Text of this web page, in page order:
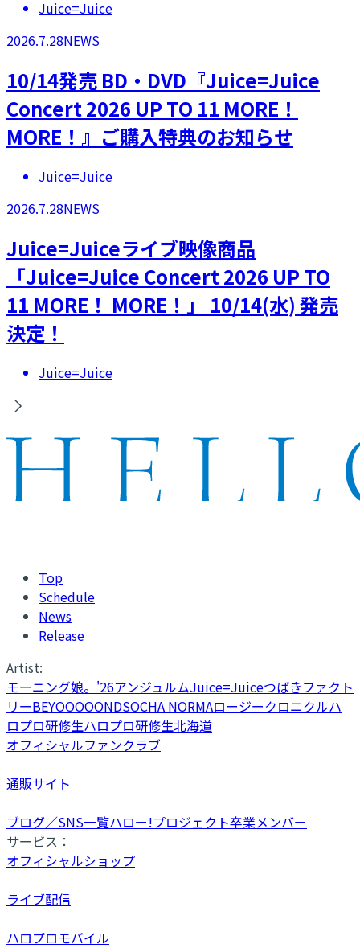
Juice=Juice
2026.7.28NEWS
10/14発売 BD・DVD『Juice=Juice
Concert 2026 UP TO 11 MORE！
MORE！』ご購入特典のお知らせ
Juice=Juice
2026.7.28NEWS
Juice=Juiceライブ映像商品
「Juice=Juice Concert 2026 UP TO
11 MORE！ MORE！」 10/14(水) 発売
決定！
Juice=Juice
Top
Schedule
News
Release
Artist:
モーニング娘。'26アンジュルムJuice=Juiceつばきファクト
リーBEYOOOOONDSOCHA NORMAロージークロニクルハ
ロプロ研修生ハロプロ研修生北海道
オフィシャルファンクラブ
通販サイト
ブログ／SNS一覧ハロー!プロジェクト卒業メンバー
サービス：
オフィシャルショップ
ライブ配信
ハロプロモバイル